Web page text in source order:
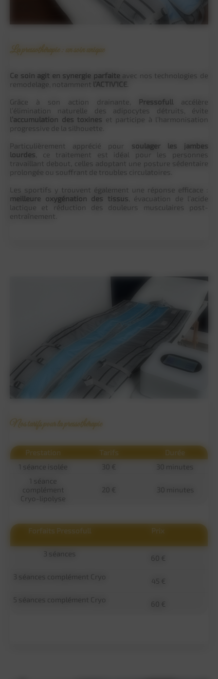
La pressothérapie : un soin unique
Ce soin agit en synergie parfaiteavec nos technologies de
remodelage, notamment
l’ACTIV’ICE
Grâce à son action drainante, Pressofull accélère
l’élimination naturelle des adipocytes détruits, évite
l’accumulation des toxines et participe à l’harmonisation
progressive de la silhouette.
Particulièrement apprécié pour
soulager les jambes
lourdes , ce traitement est idéal pour les personnes
travaillant debout, celles adoptant une posture sédentaire
prolongée ou souffrant de troubles circulatoires.
Les sportifs y trouvent également une réponse efficace :
meilleure oxygénation des tissus , évacuation de l’acide
lactique et réduction des douleurs musculaires post-
entraînement.
Nos tarifs pour la pressothérapie
1 séance isolée
30 €
30 minutes
1 séance
complément
20 € 30 minutes
Forfaits Pressofull Prix
3 séances 60 €
3 séances complément Cryo 45 €
5 séances complément Cryo 60 €